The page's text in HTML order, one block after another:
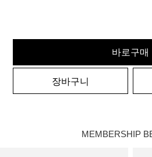
바로구매
장바구니
MEMBERSHIP